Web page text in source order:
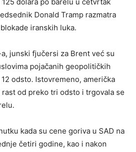
Donald Tramp razmatra
iranskih luka.
junski fjučersi za Brent već su
pojačanih geopolitičkih
odsto. Istovremeno, američka
od preko tri odsto i trgovala se
kada su cene goriva u SAD na
četiri godine, kao i nakon